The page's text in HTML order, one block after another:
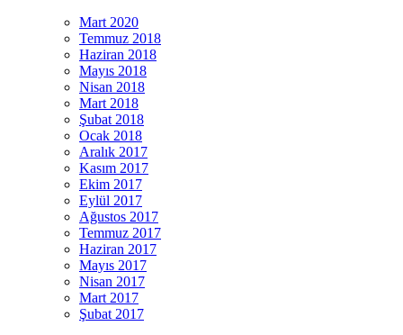
Mart 2020
Temmuz 2018
Haziran 2018
Mayıs 2018
Nisan 2018
Mart 2018
Şubat 2018
Ocak 2018
Aralık 2017
Kasım 2017
Ekim 2017
Eylül 2017
Ağustos 2017
Temmuz 2017
Haziran 2017
Mayıs 2017
Nisan 2017
Mart 2017
Şubat 2017